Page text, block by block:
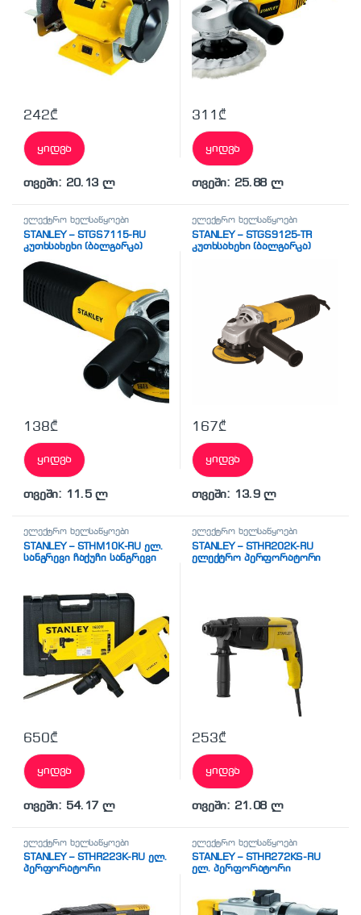
242₾
ყიდვა
თვეში: 20.13 ლ
311 ₾
ყიდვა
თვეში: 25.88 ლ
ელექტრო ხელსაწყოები
STANLEY – STGS7115-RU
კუთხსახეხი (ბალგარკა)
138₾
ყიდვა
თვეში: 11.5 ლ
ელექტრო ხელსაწყოები
STANLEY – STGS9125-TR
კუთხსახეხი (ბალგარკა)
167₾
ყიდვა
თვეში: 13.9 ლ
ელექტრო ხელსაწყოები
STANLEY – STHM10K-RU ელ.
სანგრევი ჩაქუჩი სანგრევი
650₾
ყიდვა
თვეში: 54.17 ლ
ელექტრო ხელსაწყოები
STANLEY – STHR202K-RU
ელექტრო პერფორატორი
253₾
ყიდვა
თვეში: 21.08 ლ
ელექტრო ხელსაწყოები
STANLEY – STHR223K-RU ელ.
პერფორატორი
ელექტრო ხელსაწყოები
STANLEY – STHR272KS-RU
ელ. პერფორატორი